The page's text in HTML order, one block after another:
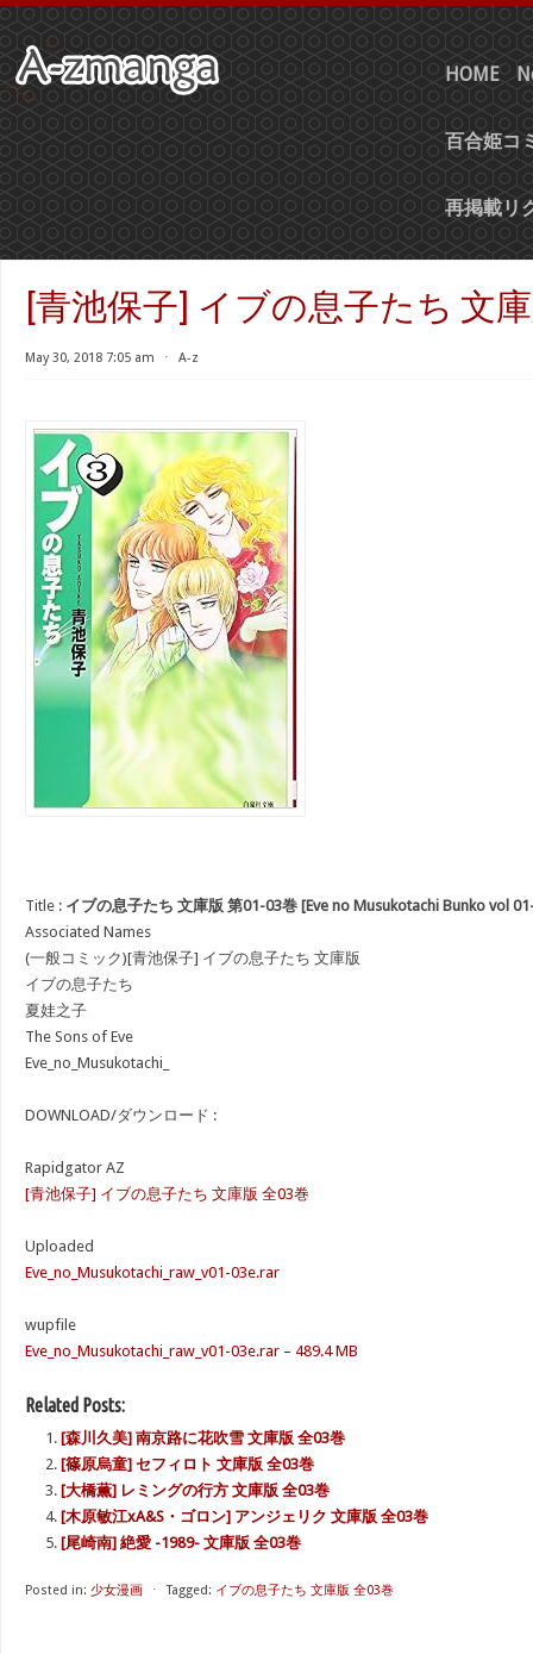
HOME
百合姫コ
再掲載リ
[青池保子] イブの息子たち 文
May 30, 2018 7:05 am ⋅ A-z
Title : イブの息子たち 文庫版 第01-03巻 [Eve no Musukotachi Bunko vol
Associated Names
(一般コミック)[青池保子] イブの息子たち 文庫版
イブの息子たち
夏娃之子
The Sons of Eve
Eve_no_Musukotachi_
DOWNLOAD/ダウンロード :
Rapidgator AZ
[青池保子] イブの息子たち 文庫版 全03巻
Uploaded
Eve_no_Musukotachi_raw_v01-03e.rar
wupfile
Eve_no_Musukotachi_raw_v01-03e.rar – 489.4 MB
Related Posts:
[森川久美] 南京路に花吹雪 文庫版 全03巻
[篠原烏童] セフィロト 文庫版 全03巻
[大橋薫] レミングの行方 文庫版 全03巻
[木原敏江xA&S・ゴロン] アンジェリク 文庫版 全03巻
[尾崎南] 絶愛 -1989- 文庫版 全03巻
Posted in: 少女漫画 ⋅ Tagged: イブの息子たち 文庫版 全03巻